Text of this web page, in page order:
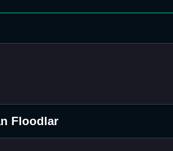
Floodlar